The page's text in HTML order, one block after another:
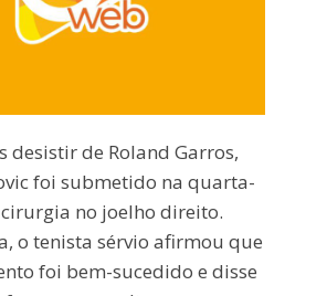
desistir de Roland Garros,
foi submetido na quarta-
no joelho direito.
o tenista sérvio afirmou que
foi bem-sucedido e disse